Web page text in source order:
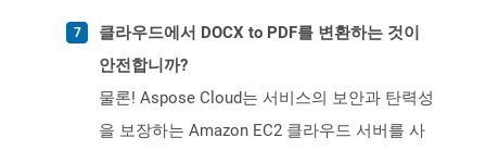
클라우드에서 DOCX to PDF를 변환하는 것이
안전합니까?
물론! Aspose Cloud는 서비스의 보안과 탄력성
을 보장하는 Amazon EC2 클라우드 서버를 사